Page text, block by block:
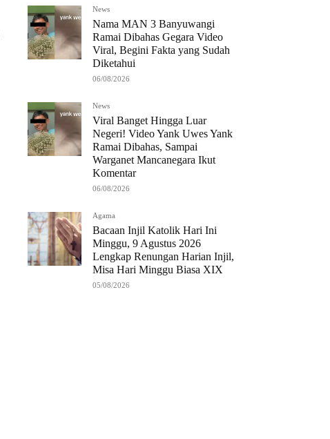
News
Nama MAN 3 Banyuwangi
Ramai Dibahas Gegara Video
Viral, Begini Fakta yang Sudah
Diketahui
06/08/2026
News
Viral Banget Hingga Luar
Negeri! Video Yank Uwes Yank
Ramai Dibahas, Sampai
Warganet Mancanegara Ikut
Komentar
06/08/2026
Agama
Bacaan Injil Katolik Hari Ini
Minggu, 9 Agustus 2026
Lengkap Renungan Harian Injil,
Misa Hari Minggu Biasa XIX
05/08/2026